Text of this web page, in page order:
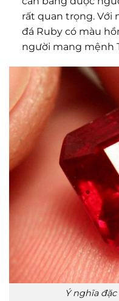
rất quan trọng. Với
đá Ruby có màu
người mang mệnh
Ý nghĩa